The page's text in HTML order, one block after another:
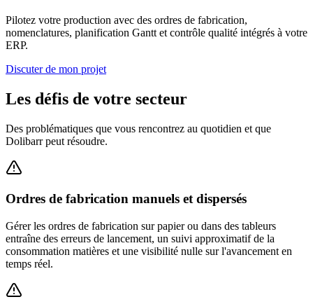
Pilotez votre production avec des ordres de fabrication,
nomenclatures, planification Gantt et contrôle qualité intégrés à votre
ERP.
Discuter de mon projet
Les défis de votre secteur
Des problématiques que vous rencontrez au quotidien et que
Dolibarr peut résoudre.
Ordres de fabrication manuels et dispersés
Gérer les ordres de fabrication sur papier ou dans des tableurs
entraîne des erreurs de lancement, un suivi approximatif de la
consommation matières et une visibilité nulle sur l'avancement en
temps réel.